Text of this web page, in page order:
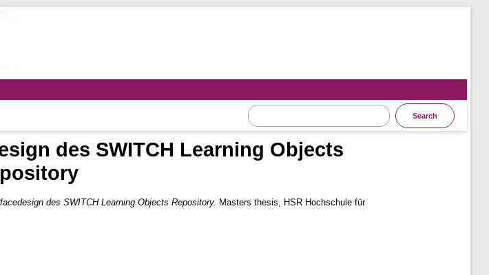
des SWITCH Learning Objects
des SWITCH Learning Objects Repository. Masters thesis, HSR Hochschule für